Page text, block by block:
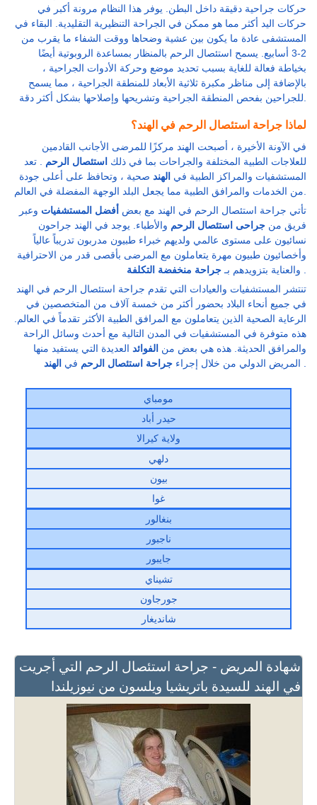
حركات جراحية دقيقة داخل البطن. يوفر هذا النظام مرونة أكبر في
حركات اليد أكثر مما هو ممكن في الجراحة التنظيرية التقليدية. البقاء في
المستشفى عادة ما يكون بين عشية وضحاها ووقت الشفاء ما يقرب من
2-3 أسابيع. يسمح استئصال الرحم بالمنظار بمساعدة الروبوتية أيضًا
بخياطة فعالة للغاية بسبب تحديد موضع وحركة الأدوات الجراحية ،
بالإضافة إلى مناظر مكبرة ثلاثية الأبعاد للمنطقة الجراحية ، مما يسمح
لماذا جراحة استئصال الرحم في الهند؟
في الآونة الأخيرة ، أصبحت الهند مركزًا للمرضى الأجانب القادمين
للعلاجات الطبية المختلفة والجراحات بما في ذلك استئصال الرحم
. تعد
المستشفيات والمراكز الطبية في الهند صحية ، وتحافظ على أعلى جودة
تأتي جراحة استئصال الرحم في الهند مع بعض أفضل المستشفيات وعبر
فريق من جراحى استئصال الرحم والأطباء. يوجد في الهند جراحون
نسائيون على مستوى عالمي ولديهم خبراء طبيون مدربون تدريباً عالياً
وأخصائيون طبيون مهرة يتعاملون مع المرضى بأقصى قدر من الاحترافية
والعناية بتزويدهم بـ
تنتشر المستشفيات والعيادات التي تقدم جراحة استئصال الرحم في الهند
في جميع أنحاء البلاد بحضور أكثر من خمسة آلاف من المتخصصين في
الرعاية الصحية الذين يتعاملون مع المرافق الطبية الأكثر تقدماً في العالم.
هذه متوفرة في المستشفيات في المدن التالية مع أحدث وسائل الراحة
والمرافق الحديثة. هذه هي بعض من الفوائد العديدة التي يستفيد منها
المريض الدولي من خلال إجراء جراحة استئصال الرحم في
مومباي
حيدر أباد
ولاية كيرالا
دلهي
بيون
غوا
بنغالور
ناجبور
جايبور
تشيناي
جورجاون
شانديغار
شهادة المريض - جراحة استئصال الرحم التي أجريت
في الهند للسيدة باتريشيا ويلسون من نيوزيلندا